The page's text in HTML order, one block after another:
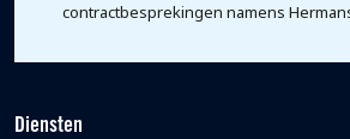
contractbesprekingen namens
Diensten